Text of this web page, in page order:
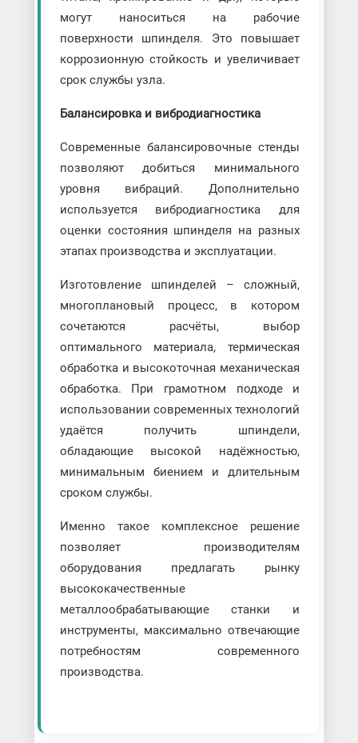
могут наноситься на рабочие
поверхности шпинделя. Это повышает
коррозионную стойкость и увеличивает
срок службы узла.
Балансировка и вибродиагностика
Современные балансировочные стенды
позволяют добиться минимального
уровня вибраций. Дополнительно
используется вибродиагностика для
оценки состояния шпинделя на разных
этапах производства и эксплуатации.
Изготовление шпинделей – сложный,
многоплановый процесс, в котором
сочетаются расчёты, выбор
оптимального материала, термическая
обработка и высокоточная механическая
обработка. При грамотном подходе и
использовании современных технологий
удаётся получить шпиндели,
обладающие высокой надёжностью,
минимальным биением и длительным
сроком службы.
Именно такое комплексное решение
позволяет производителям
оборудования предлагать рынку
высококачественные
металлообрабатывающие станки и
инструменты, максимально отвечающие
потребностям современного
производства.